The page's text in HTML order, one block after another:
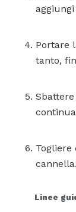
Portare
tanto,
cannella.
Linee